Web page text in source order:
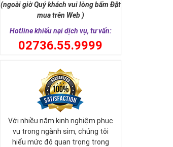
(ngoài giờ Quý khách vui lòng bấm Đặt
mua trên Web )
Hotline khiếu nại dịch vụ, tư vấn:
02736.55.9999
Với nhiều năm kinh nghiệm phục
vụ trong ngành sim, chúng tôi
hiểu mức độ quan trọng trong